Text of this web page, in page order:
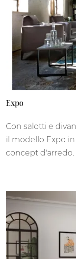
Expo
Con salotti e
il modello Expo
concept d'arredo.